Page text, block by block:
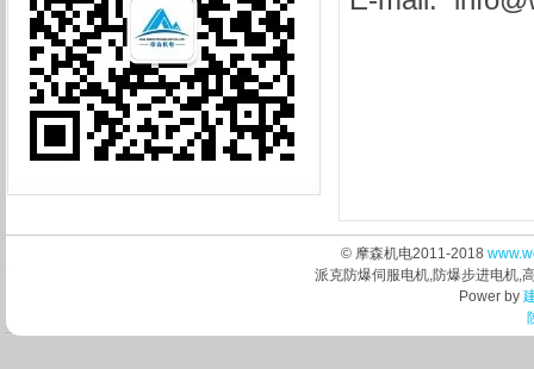
© 摩森机电2011-2018
派克防爆伺服电机,防爆步进电机,
Power by